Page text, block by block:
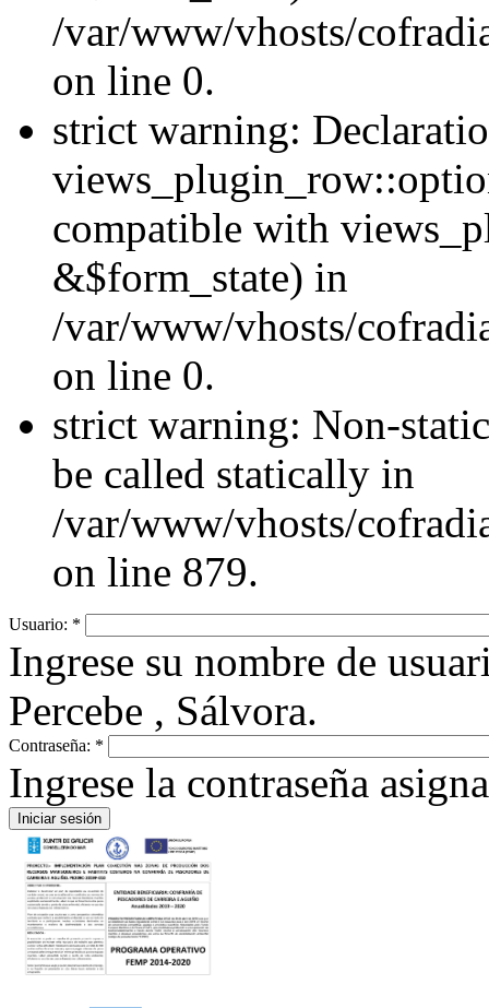
/var/www/vhosts/
on line 0.
strict warning:
compatible with
&$form_state) in
/var/www/vhosts/
on line 0.
strict warning: Non-
be called statically in
/var/www/vhosts/
on line 879.
Usuario: *
Ingrese su nombre de
Percebe , Sálvora.
Contraseña: *
Ingrese la contraseña